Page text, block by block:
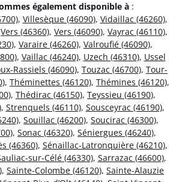
également disponible à :
, Villesèque (46090), Vidaillac (46260),
Vers (46360), Vers (46090), Vayrac (46110),
, Varaire (46260), Valroufié (46090),
, Vaillac (46240), Uzech (46310), Ussel
Rassiels (46090), Touzac (46700), Tour-
, Théminettes (46120), Thémines (46120),
, Thédirac (46150), Teyssieu (46190),
, Strenquels (46110), Sousceyrac (46190),
, Souillac (46200), Soucirac (46300),
, Sonac (46320), Séniergues (46240),
(46360), Sénaillac-Latronquière (46210),
sur-Célé (46330), Sarrazac (46600),
, Sainte-Colombe (46120), Sainte-Alauzie